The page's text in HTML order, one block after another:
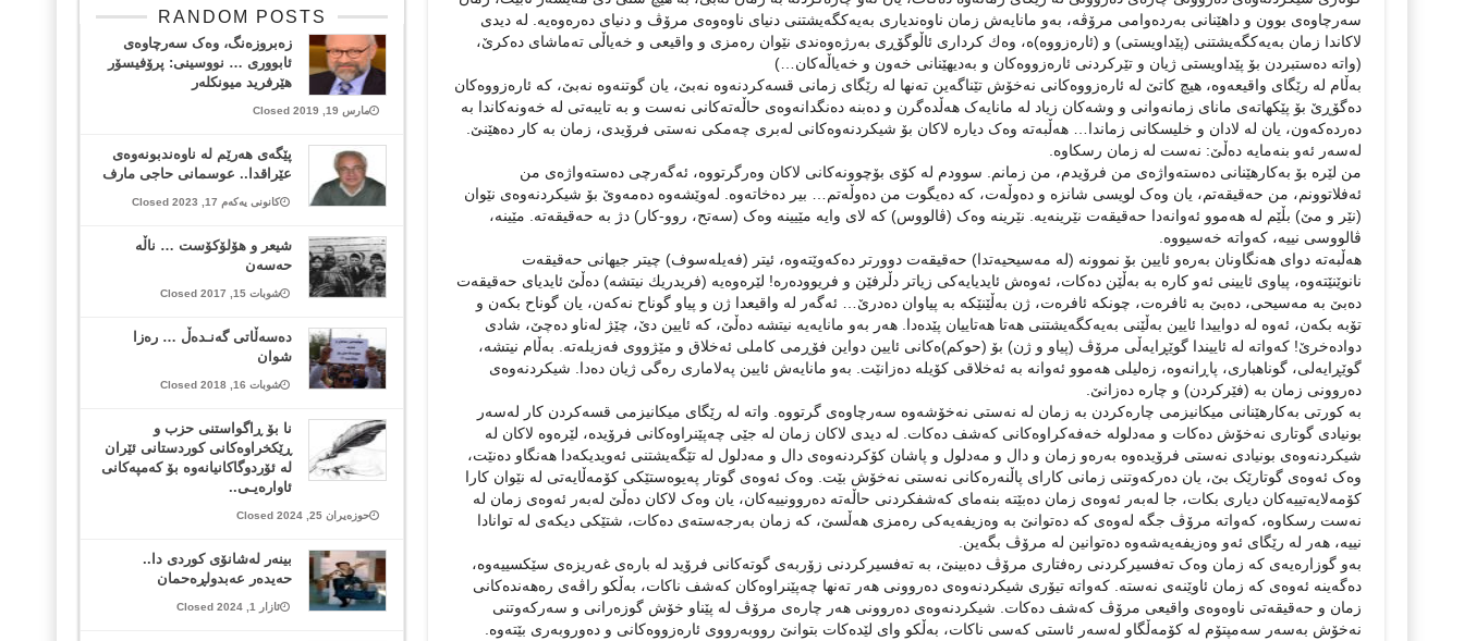
سەرچاوەی بوون و داهێنانی بەردەوامی مرۆڤە، بەو مانایەش زمان ناوەندیاری بەیەکگەیشتنی دنیای ناوەوەی مرۆڤ و دنیای دەرەوەیە. لە دیدی
لاکاندا زمان بەیەکگەیشتنی (پێداویستی) و (ئارەزووە)ە، وەك کرداری ئاڵوگۆڕی بەرژەوەندی نێوان رەمزی و واقیعی و خەیاڵی تەماشای دەكرێ،
(واتە دەستبردن بۆ پێداویستی ژیان و تێرکردنی ئارەزووەکان و بەدیھێنانی خەون و خەیاڵەکان…)
بەڵام لە رێگای واقیعەوە، ھیچ کاتێ لە ئارەزووەکانی نەخۆش تێناگەین تەنھا لە رێگای زمانی قسەکردنەوە نەبێ، یان گوتنەوە نەبێ، کە ئارەزووەکان
دەگۆڕێ بۆ پێکھاتەی مانای زمانەوانی و وشەکان زیاد لە مانایەک ھەڵدەگرن و دەبنە دەنگدانەوەی حاڵەتەکانی نەست و بە تایبەتی لە خەونەکاندا بە
دەردەکەون، یان لە لادان و خلیسکانی زماندا… هەڵبەتە وەک دیارە لاکان بۆ شیکردنەوەکانی لەبری چەمكی نەستی فرۆیدی، زمان بە کار دەھێنێ.
لەسەر ئەو بنەمایە دەڵێ: نەست لە زمان رسكاوە.
من لێرە بۆ بەكارهێنانی دەستەواژەی من فرۆیدم، من زمانم. سوودم لە كۆی بۆچوونەكانی لاكان وەرگرتووە، ئەگەرچی دەستەواژەی من
ئەفلاتوونم، من حەقیقەتم، یان وەک لویسی شانزە و دەوڵەت، کە دەیگوت من دەوڵەتم… بیر دەخاتەوە. لەوێشەوە دەمەوێ بۆ شیكردنەوەی نێوان
(نێر و مێ) بڵێم لە هەموو ئەوانەدا حەقیقەت نێرینەیە. نێرینە وەک (ڤالووس) كە لای وایە مێیینە وەک (سەتح، روو-كار) دژ بە حەقیقەتە. مێینە،
ڤالووسی نییە، کەواتە خەسیووە.
هەڵبەتە دوای هەنگاونان بەرەو ئایین بۆ نموونە (لە مەسیحیەتدا) حەقیقەت دوورتر دەکەوێتەوە، ئیتر (فەیلەسوف) چیتر جیهانی حەقیقەت
نانوێنێتەوە، پیاوی ئایینی ئەو کارە بە بەڵێن دەکات، ئەوەش ئایدیایەکی زیاتر دڵرفێن و فریوودەرە! لێرەوەیە (فریدریك نیتشە) دەڵێ ئایدیای حەقیقەت
دەبێ بە مەسیحی، دەبێ بە ئافرەت، چونكە ئافرەت، ژن بەڵێنێکە بە پیاوان دەدرێ… ئەگەر لە واقیعدا ژن و پیاو گوناح نەکەن، یان گوناح بکەن و
تۆبە بکەن، ئەوە لە دواییدا ئایین بەڵێنی بەیەکگەیشتنی هەتا هەتاییان پێدەدا. هەر بەو مانایەیە نیتشە دەڵێ، کە ئایین دێ، چێژ لەناو دەچێ، شادی
دوادەخرێ! کەواتە لە ئاییندا گوێڕایەڵی مرۆڤ (پیاو و ژن) بۆ (حوكم)ەكانی ئایین دواین فۆڕمی کاملی ئەخلاق و مێژووی فەزیلەتە. بەڵام نیتشە،
گوێڕایەلی، گوناهباری، پاڕانەوە، زەلیلی هەموو ئەوانە بە ئەخلاقی کۆیلە دەزانێت. بەو مانایەش ئایین پەلاماری رەگی ژیان دەدا. شیكردنەوەی
دەروونی زمان بە (فێركردن) و چارە دەزانێ.
بە کورتی بەکارھێنانی میکانیزمی چارەكردن بە زمان لە نەستی نەخۆشەوە سەرچاوەی گرتووە. واتە لە رێگای میکانیزمی قسەکردن كار لەسەر
بونیادی گوتاری نەخۆش دەكات و مەدلولە خەفەكراوەكانی كەشف دەکات. لە دیدی لاکان زمان لە جێی چەپێنراوەکانی فرۆیدە، لێرەوە لاکان لە
شیکردنەوەی بونیادی نەستی فرۆیدەوە بەرەو زمان و دال و مەدلول و پاشان کۆکردنەوەی دال و مەدلول لە تێگەیشتنی ئەویدیکەدا هەنگاو دەنێت،
وەک ئەوەی گوتارێک بێ، یان دەرکەوتنی زمانی کارای پاڵنەرەکانی نەستی نەخۆش بێت. وەک ئەوەی گوتار پەیوەستێکی کۆمەڵایەتی لە نێوان کارا
کۆمەلایەتییەکان دیاری بکات، جا لەبەر ئەوەی زمان دەبێتە بنەمای کەشفکردنی حاڵەتە دەروونییەکان، یان وەک لاکان دەڵێ لەبەر ئەوەی زمان لە
نەست رسکاوە، کەواتە مرۆڤ جگە لەوەی کە دەتوانێ بە وەزیفەیەکی رەمزی ھەڵسێ، کە زمان بەرجەستەی دەکات، شتێکی دیکەی لە توانادا
نییە، ھەر لە رێگای ئەو وەزیفەیەشەوە دەتوانین لە مرۆڤ بگەین.
بەو گوزارەیەی کە زمان وەک تەفسیرکردنی رەفتاری مرۆڤ دەبینێ، بە تەفسیرکردنی زۆربەی گوتەکانی فرۆید لە بارەی غەریزەی سێكسییەوە،
دەگەینە ئەوەی کە زمان ئاوێنەی نەستە. کەواتە تیۆری شیکردنەوەی دەروونی ھەر تەنھا چەپێنراوەکان کەشف ناکات، بەڵکو راڤەی رەھەندەکانی
زمان و حەقیقەتی ناوەوەی واقیعی مرۆڤ كەشف دەکات. شیکردنەوەی دەروونی ھەر چارەی مرۆڤ لە پێناو خۆش گوزەرانی و سەرکەوتنی
نەخۆش بەسەر سەمپتۆم لە کۆمەڵگاو لەسەر ئاستی کەسی ناکات، بەڵکو وای لێدەکات بتوانێ رووبەرووی ئارەزووەکانی و دەوروبەری بێتەوە.
RANDOM POSTS
زەبروزەنگ، وەک سەرچاوەی
ئابووری … نووسینی: پرۆفیسۆر
هێرفرید میونکلەر
مارس 19, 2019 Closed
پێگەی هەرێم لە ناوەندبونەوەی
عێراقدا.. عوسمانی حاجی مارف
کانونی یەکەم 17, 2023 Closed
شیعر و هۆلۆکۆست … ناڵە
حەسەن
شوبات 15, 2017 Closed
دەسەڵاتی گەنـدەڵ … رەزا
شوان
شوبات 16, 2018 Closed
نا بۆ ڕاگواستنی حزب و
ڕێکخراوەکانی کوردستانی ئێران
لە ئۆردوگاکانیانەوە بۆ کەمپەکانی
ئاوارەیـی..
حوزەیران 25, 2024 Closed
بینەر لەشانۆی كوردی دا..
حەیدەر عەبدولڕەحمان
ئازار 1, 2024 Closed